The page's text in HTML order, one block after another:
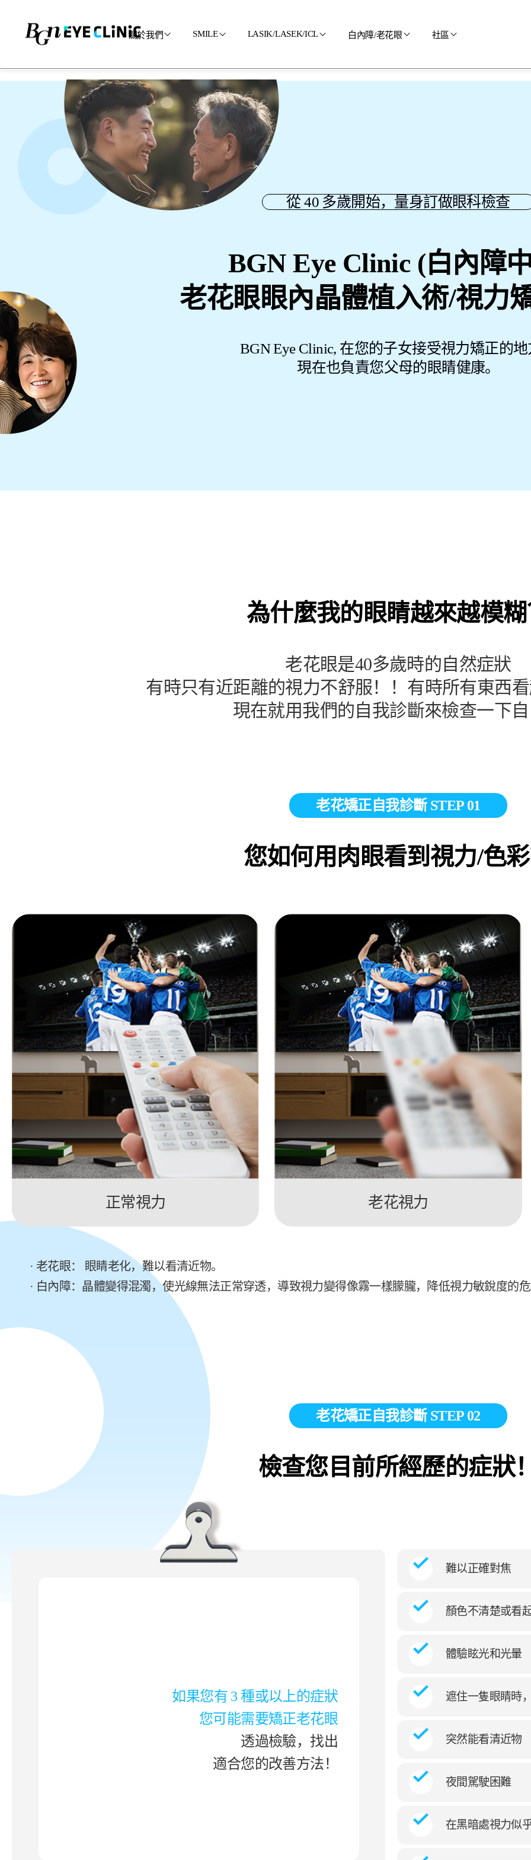
關於我們 SMILE LASIK/LASEK/ICL 白內障/老花眼 社區
醫院介紹
醫療團隊
交通指南
SMILE
個性化定制
SMILE PRO
從 40 多歲開始，量身訂做眼科檢查
BGN Eye Clinic (白內障
老花眼眼內晶體植入術/視力
BGN Eye Clinic, 在您的子女接受視力矯正的
現在也負責您父母的眼睛健康。
為什麼我的眼睛越來越模
老花眼是40多歲時的自然症狀
有時只有近距離的視力不舒服！！有時所有東西
現在就用我們的自我診斷來檢查一下
老花矯正自我診斷 STEP 01
您如何用肉眼看到視力/色
正常視力 老花視力
· 老花眼： 眼睛老化，難以看清近物。
· 白內障：晶體變得混濁，使光線無法正常穿透，導致視力變得像霧一樣朦朧，降低視力敏銳度的
老花矯正自我診斷 STEP 02
檢查您目前所經歷的症狀
如果您有 3 種或以上的症狀
您可能需要矯正老花眼
透過檢驗，找出
適合您的改善方法！
難以正確對焦
顏色不清楚或看
體驗眩光和光暈
遮住一隻眼睛時
突然能看清近物
夜間駕駛困難
在黑暗處視力似